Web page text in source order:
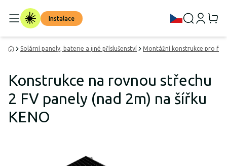
Instalace
Solární panely, baterie a jiné příslušenství Montážní konstrukce pro
Konstrukce na rovnou střechu
2 FV panely (nad 2m) na šířku
KENO